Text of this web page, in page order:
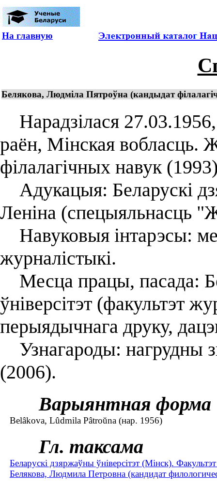
На главную
Белякова, Людміла Пятроўна (кандыдат
Нарадзілася 27.03.1956,
раён, Мінская вобласць.
філалагічных навук
Адукацыя: Беларускі
Леніна (спецыяльнасць
Навуковыя інтарэсы:
журналістыкі.
Месца працы, пасада:
ўніверсітэт (факультэт
перыядычнага друку,
Узнагароды: нагрудны
(2006).
Варыянтная форма
Belâkova, Lûdmila Pâtroŭna (нар. 1956)
Гл. таксама
Беларускі дзяржаўны ўніверсітэт (Мінск).
Белякова, Людмила Петровна (кандидат